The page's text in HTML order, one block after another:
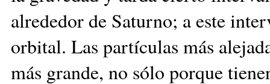
alrededor de Saturno; a este
orbital. Las partículas más
más grande, no sólo porque